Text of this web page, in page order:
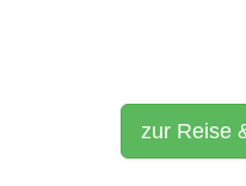
zur Reise